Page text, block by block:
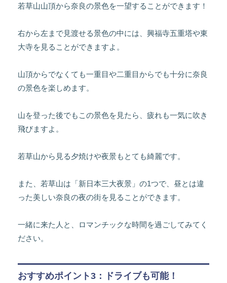
若草山山頂から奈良の景色を一望することができます！
右から左まで見渡せる景色の中には、興福寺五重塔や東
大寺を見ることができますよ。
山頂からでなくても一重目や二重目からでも十分に奈良
の景色を楽しめます。
山を登った後でもこの景色を見たら、疲れも一気に吹き
飛びますよ。
若草山から見る夕焼けや夜景もとても綺麗です。
また、若草山は「新日本三大夜景」の1つで、昼とは違
った美しい奈良の夜の街を見ることができます。
一緒に来た人と、ロマンチックな時間を過ごしてみてく
ださい。
おすすめポイント3：ドライブも可能！